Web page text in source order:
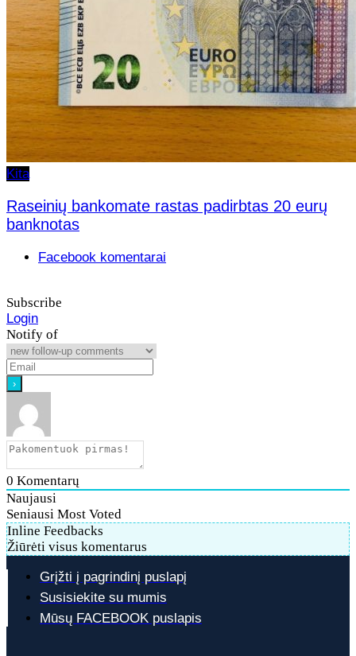
Kita
Raseinių bankomate rastas padirbtas 20 eurų
banknotas
Facebook komentarai
Subscribe
Login
Notify of
0 Komentarų
Naujausi
Seniausi Most Voted
Inline Feedbacks
Žiūrėti visus komentarus
Grįžti į pagrindinį puslapį
Susisiekite su mumis
Mūsų FACEBOOK puslapis